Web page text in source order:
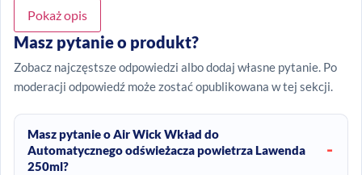
Pokaż opis
Masz pytanie o produkt?
Zobacz najczęstsze odpowiedzi albo dodaj własne pytanie. Po
moderacji odpowiedź może zostać opublikowana w tej sekcji.
Masz pytanie o Air Wick Wkład do
Automatycznego odświeżacza powietrza Lawenda
250ml?